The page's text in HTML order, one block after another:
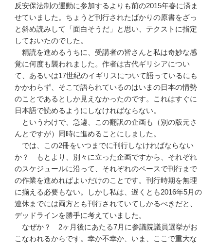
反安保法制の運動に参加するよりも前の2015年春に済ま
せていました。ちょうど刊行されたばかりの原書をざっ
と斜め読みして「面白そうだ」と思い、テクストに指定
しておいたのでした。
精読を進めるうちに、受講者の皆さんと私は奇妙な感
覚に何度も襲われました。作者は古代ギリシアについ
て、あるいは17世紀のイギリスについて語っているにも
かかわらず、そこで語られているのはいまの日本の情勢
のことであるとしか見えなかったのです。これはすぐに
日本語で読めるようにしなければならない。
というわけで、急遽、この翻訳の企画も（別の版元さ
んとですが）同時に進めることにしました。
では、この2冊をいつまでに刊行しなければならない
か？ もとより、別々に立った企画ですから、それぞれ
のスケジュールに沿って、それぞれのペースで刊行まで
の作業を進めればよいだけのことです。刊行時期を無理
に揃える必要もない。しかし私は、遅くとも2016年5月の
連休までには両方とも刊行されていてしかるべきだと、
デッドラインを勝手に考えていました。
なぜか？ 2ヶ月後にあたる7月に参議院議員選挙がお
こなわれるからです。幸か不幸か、いま、ここで重大な